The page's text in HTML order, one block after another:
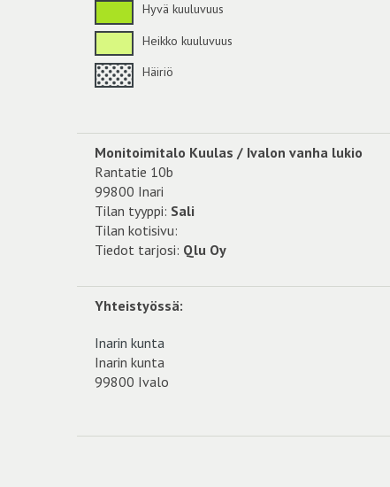
Hyvä kuuluvuus
Heikko kuuluvuus
Häiriö
Monitoimitalo Kuulas / Ivalon vanha lukio
Rantatie 10b
99800 Inari
Tilan tyyppi: Sali
Tilan kotisivu:
Tiedot tarjosi: Qlu Oy
Yhteistyössä:
Inarin kunta
Inarin kunta
99800 Ivalo